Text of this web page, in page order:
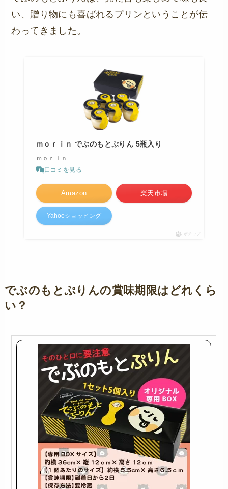
い、贈り物にも喜ばれるプリンということが伝
わってきました。
ｍｏｒｉｎ でぶのもとぷりん 5瓶入り
ｍｏｒｉｎ
口コミを見る
Amazon 楽天市場
Yahooショッピング
ポチップ
でぶのもとぷりんの賞味期限はどれくら
い？